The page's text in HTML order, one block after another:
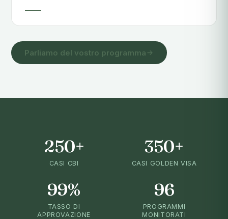
Parliamo del vostro programma
250+
CASI CBI
350+
CASI GOLDEN VISA
99%
TASSO DI
APPROVAZIONE
96
PROGRAMMI
MONITORATI